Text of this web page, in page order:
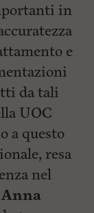
in
e
da tali
UOC
a questo
resa
nel
Anna